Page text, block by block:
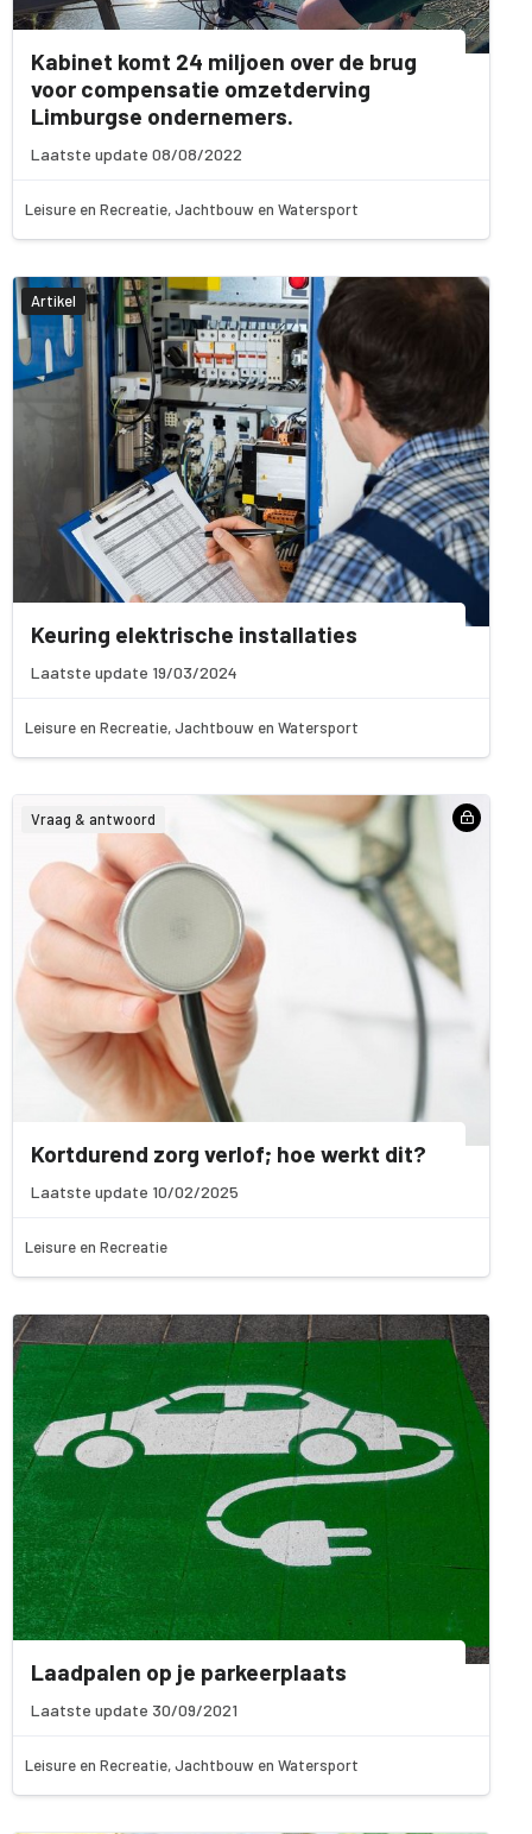
Kabinet komt 24 miljoen over de brug
voor compensatie omzetderving
Limburgse ondernemers.
Laatste update 08/08/2022
Leisure en Recreatie, Jachtbouw en Watersport
Artikel
Keuring elektrische installaties
Laatste update 19/03/2024
Leisure en Recreatie, Jachtbouw en Watersport
Vraag & antwoord
Kortdurend zorg verlof; hoe werkt dit?
Laatste update 10/02/2025
Leisure en Recreatie
Laadpalen op je parkeerplaats
Laatste update 30/09/2021
Leisure en Recreatie, Jachtbouw en Watersport